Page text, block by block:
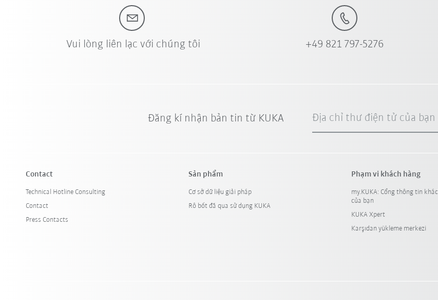
Vui lòng liên lạc với chúng tôi +49 821 797-5276
Đăng kí nhận bản tin từ KUKA Địa chỉ thư điện tử của bạn
Contact
Technical Hotline Consulting
Contact
Press Contacts
Sản phẩm
Cơ sở dữ liệu giải pháp
Rô bốt đã qua sử dụng KUKA
Phạm vi khách hàng
my.KUKA: Cổng thông tin
của bạn
KUKA Xpert
Karşıdan yükleme merkezi